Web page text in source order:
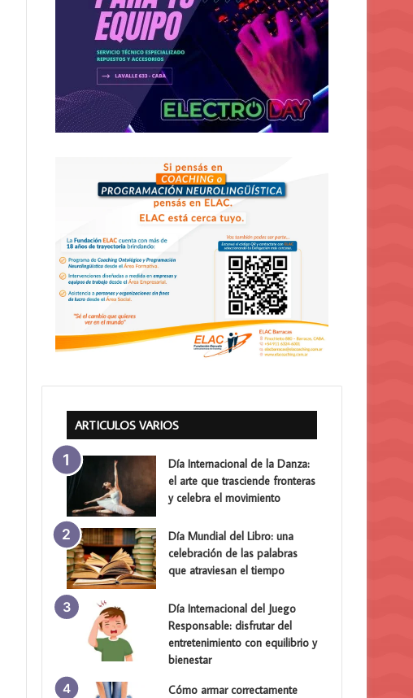
ARTICULOS VARIOS
Día Internacional de la Danza:
el arte que trasciende fronteras
y celebra el movimiento
Día Mundial del Libro: una
celebración de las palabras
que atraviesan el tiempo
Día Internacional del Juego
Responsable: disfrutar del
entretenimiento con equilibrio y
bienestar
Cómo armar correctamente